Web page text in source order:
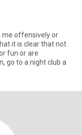
me offensively or
it is clear that not
fun or are
go to a night club a